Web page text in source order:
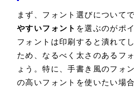
まず、フォント選びについてで
やすいフォント を選ぶのがポ
フォントは印刷すると潰れて
ため、なるべく太さのあるフ
ょう。特に、手書き風のフォ
の高いフォントを使いたい場